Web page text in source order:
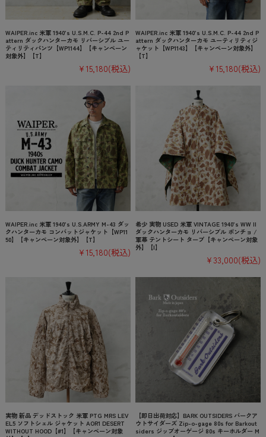
WAIPER.inc 米軍 1940’s U.S.M.C. P-44 2nd P
attern ダックハンターカモ リバーシブル ユー
ティリティパンツ【WP1144】【キャンペーン
対象外】【T】
¥15,180(税込)
WAIPER.inc 米軍 1940’s U.S.M.C. P-44 2nd P
attern ダックハンターカモ ユーティリティジ
ャケット【WP1143】【キャンペーン対象外】
【T】
¥15,180(税込)
WAIPER.inc 米軍 1940’s U.S.ARMY M-43 ダッ
クハンターカモ コンバットジャケット【WP11
50】【キャンペーン対象外】【T】
¥15,180(税込)
希少 実物 USED 米軍 VINTAGE 1940’s WW II
ダックハンターカモ リバーシブル ポンチョ /
軍幕 テントシート タープ【キャンペーン対象
外】【I】
¥33,000(税込)
実物 新品 デッドストック 米軍 PTG MRS LEV
EL5 ソフトシェル ジャケット AOR1 DESERT
WITHOUT HOOD【#1】【キャンペーン対象
【即日出荷対応】BARK OUTSIDERS バークア
ウトサイダーズ Zip-o-gage 80s for Barkout
siders ジップオーゲージ 80s キーホルダー M